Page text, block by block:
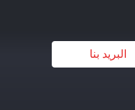
البريد بنا